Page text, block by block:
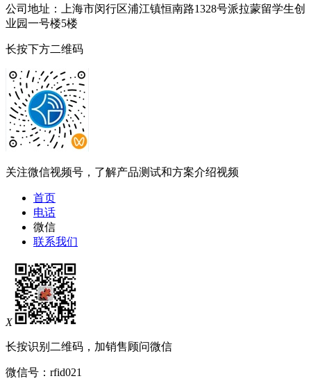
公司地址：上海市闵行区浦江镇恒南路1328号派拉蒙留学生创
业园一号楼5楼
长按下方二维码
关注微信视频号，了解产品测试和方案介绍视频
首页
电话
微信
联系我们
X
长按识别二维码，加销售顾问微信
微信号： rfid021